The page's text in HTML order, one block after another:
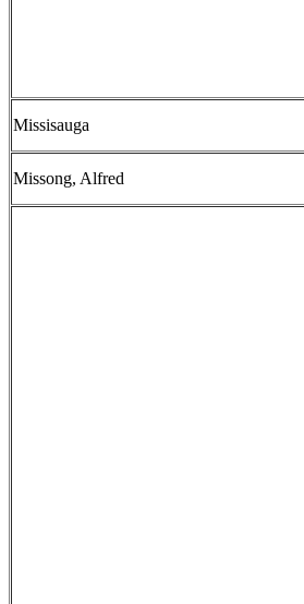
Missisauga
Missong, Alfred